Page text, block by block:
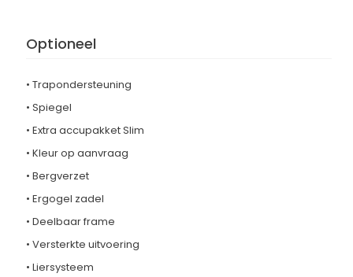
Optioneel
• Trapondersteuning
• Spiegel
• Extra accupakket Slim
• Kleur op aanvraag
• Bergverzet
• Ergogel zadel
• Deelbaar frame
• Versterkte uitvoering
• Liersysteem